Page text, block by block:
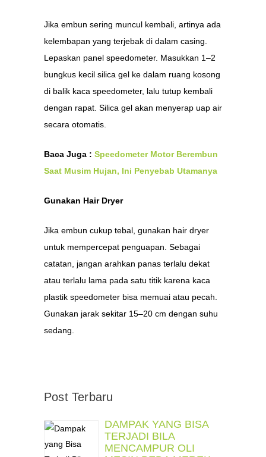
Jika embun sering muncul kembali, artinya ada
kelembapan yang terjebak di dalam casing.
Lepaskan panel speedometer. Masukkan 1–2
bungkus kecil silica gel ke dalam ruang kosong
di balik kaca speedometer, lalu tutup kembali
dengan rapat. Silica gel akan menyerap uap air
secara otomatis.
Baca Juga : Speedometer Motor Berembun
Saat Musim Hujan, Ini Penyebab Utamanya
Gunakan Hair Dryer
Jika embun cukup tebal, gunakan hair dryer
untuk mempercepat penguapan. Sebagai
catatan, jangan arahkan panas terlalu dekat
atau terlalu lama pada satu titik karena kaca
plastik speedometer bisa memuai atau pecah.
Gunakan jarak sekitar 15–20 cm dengan suhu
sedang.
Post Terbaru
DAMPAK YANG BISA
TERJADI BILA
MENCAMPUR OLI